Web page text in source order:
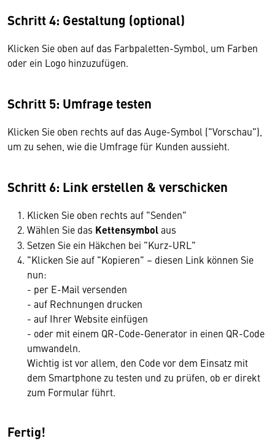
Schritt 4: Gestaltung (optional)
Klicken Sie oben auf das Farbpaletten-Symbol, um Farben
oder ein Logo hinzuzufügen.
Schritt 5: Umfrage testen
Klicken Sie oben rechts auf das Auge-Symbol ("Vorschau"),
um zu sehen, wie die Umfrage für Kunden aussieht.
Schritt 6: Link erstellen & verschicken
Klicken Sie oben rechts auf "Senden"
Wählen Sie das Kettensymbolaus
Setzen Sie ein Häkchen bei "Kurz-URL"
"Klicken Sie auf "Kopieren" – diesen Link können Sie
nun:
- per E-Mail versenden
- auf Rechnungen drucken
- auf Ihrer Website einfügen
- oder mit einem QR-Code-Generator in einen QR-Code
umwandeln.
Wichtig ist vor allem, den Code vor dem Einsatz mit
dem Smartphone zu testen und zu prüfen, ob er direkt
zum Formular führt.
Fertig!